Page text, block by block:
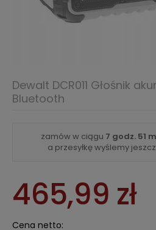
zamów w ciągu 7 godz. 51
a przesyłkę wyślemy
Dewalt DCR011 Głośnik
Bluetooth
465,99 zł
Cena netto: